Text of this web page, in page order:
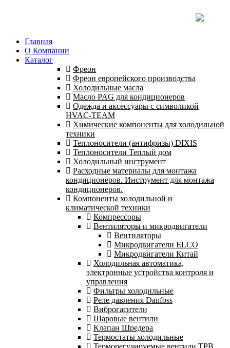
Главная
О Компании
Каталог
Фреон
Фреон европейского производства
Холодильные масла
Масло PAG для кондиционеров
Одежда и аксессуары с символикой
HVAC-TEAM
Химические компоненты для холодильной
техники
Теплоносители (антифризы) DIXIS
Теплоносители Теплый дом
Холодильный инструмент
Расходные материалы для монтажа
кондиционеров. Инструмент для монтажа
кондиционеров.
Компоненты холодильной и
климатической техники
Компрессоры
Вентиляторы и микродвигатели
Вентиляторы
Микродвигатели ELCO
Микродвигатели Китай
Холодильная автоматика,
электронные устройства контроля и
управления
Фильтры холодильные
Реле давления Danfoss
Виброгасители
Шаровые вентили
Клапан Шредера
Термостаты холодильные
Терморегулируемые вентили ТРВ